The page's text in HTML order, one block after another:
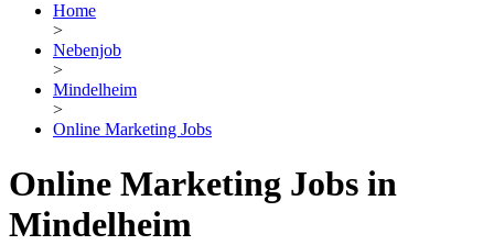
Home
>
Nebenjob
>
Mindelheim
>
Online Marketing Jobs
Online Marketing Jobs in
Mindelheim